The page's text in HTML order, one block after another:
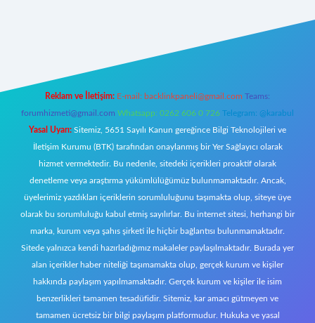
Reklam ve İletişim: E-mail: backlinkpaneli@gmail.com Teams:
forumhizmeti@gmail.com Whatsapp: 0262 606 0 726 Telegram: @karabul
Yasal Uyarı: Sitemiz, 5651 Sayılı Kanun gereğince Bilgi Teknolojileri ve
İletişim Kurumu (BTK) tarafından onaylanmış bir Yer Sağlayıcı olarak
hizmet vermektedir. Bu nedenle, sitedeki içerikleri proaktif olarak
denetleme veya araştırma yükümlülüğümüz bulunmamaktadır. Ancak,
üyelerimiz yazdıkları içeriklerin sorumluluğunu taşımakta olup, siteye üye
olarak bu sorumluluğu kabul etmiş sayılırlar. Bu internet sitesi, herhangi bir
marka, kurum veya şahıs şirketi ile hiçbir bağlantısı bulunmamaktadır.
Sitede yalnızca kendi hazırladığımız makaleler paylaşılmaktadır. Burada yer
alan içerikler haber niteliği taşımamakta olup, gerçek kurum ve kişiler
hakkında paylaşım yapılmamaktadır. Gerçek kurum ve kişiler ile isim
benzerlikleri tamamen tesadüfidir. Sitemiz, kar amacı gütmeyen ve
tamamen ücretsiz bir bilgi paylaşım platformudur. Hukuka ve yasal